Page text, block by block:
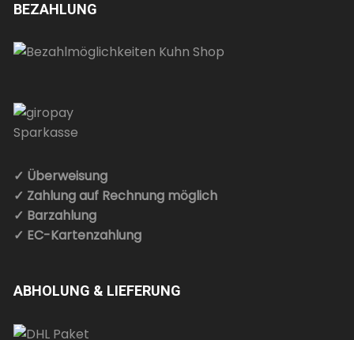
BEZAHLUNG
✓ Überweisung
✓ Zahlung auf Rechnung möglich
✓ Barzahlung
✓ EC-Kartenzahlung
ABHOLUNG & LIEFERUNG